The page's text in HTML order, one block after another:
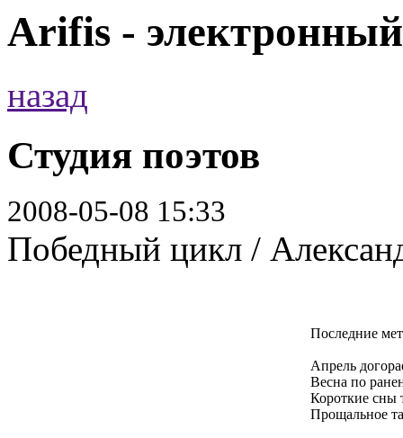
Arifis -
назад
Студия поэтов
2008-05-08 15:33
Победный цикл /
Последние
Апрель
Весна по
Короткие сны
Прощальное